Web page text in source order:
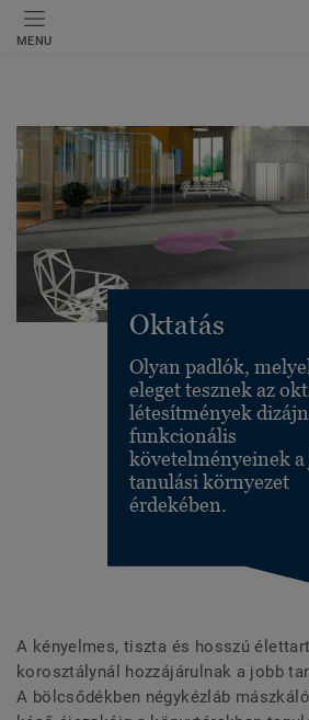
MENU
Oktatás
Olyan padlók,
eleget tesznek az
létesítmények
funkcionális
követelményeinek a
tanulási környezet
érdekében.
A kényelmes, tiszta és hosszú
korosztálynál hozzájárulnak a jobb
A bölcsődékben négykézláb